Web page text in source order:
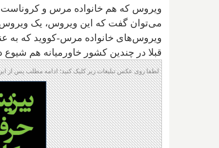
ویروس که هم خانواده مرس و
می‌توان گفت که این ویروس، یک ویروس
ویروس‌های خانواده مرس-کووید که به
قبلا در چندین کشور خاورمیانه هم
لطفا روی عکس تبلیغات زیر کلیک کنید؛ ادامه مطلب پس از